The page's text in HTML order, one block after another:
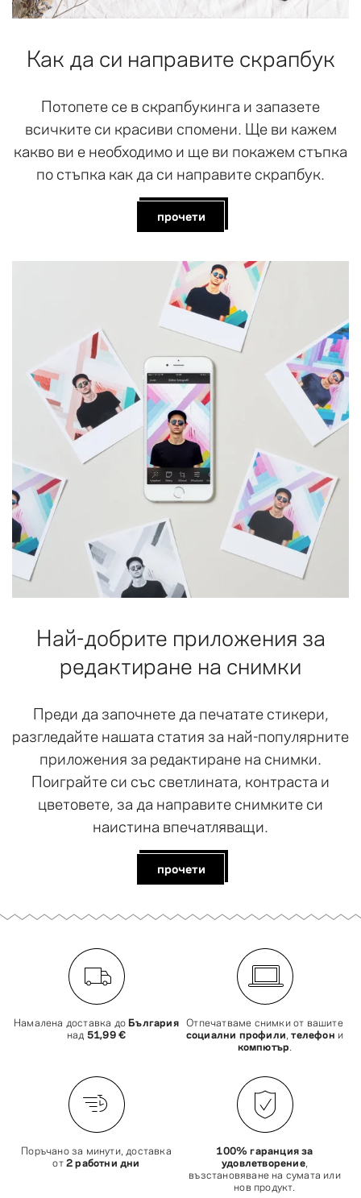
Как да си направите скрапбук
Потопете се в скрапбукинга и запазете
всичките си красиви спомени. Ще ви кажем
какво ви е необходимо и ще ви покажем стъпка
по стъпка как да си направите скрапбук.
прочети
Най-добрите приложения за
редактиране на снимки
Преди да започнете да печатате стикери,
разгледайте нашата статия за най-популярните
приложения за редактиране на снимки.
Поиграйте си със светлината, контраста и
цветовете, за да направите снимките си
наистина впечатляващи.
прочети
Намалена доставка доБългария
над 51,99 €
Отпечатваме снимки от вашите
социални профили ,телефон и
компютър
Поръчано за минути, доставка
от2 работни дни
100% гаранция за
удовлетворение,
възстановяване на сумата или
нов продукт.